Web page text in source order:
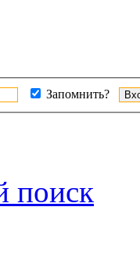
Запомнить?
поиск